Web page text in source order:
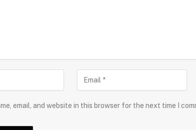
email, and website in this browser for the next time I